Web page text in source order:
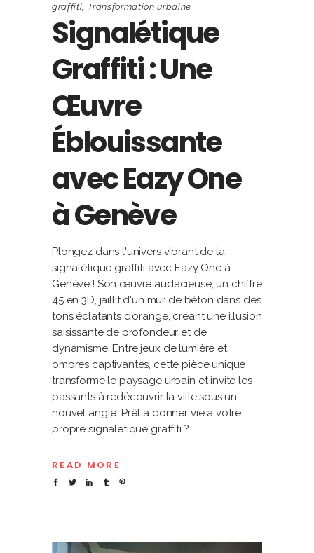
graffiti Transformation urbaine
Signalétique
Graffiti : Une
Œuvre
Éblouissante
avec Eazy One
à Genève
Plongez dans l'univers vibrant de la
signalétique graffiti avec Eazy One à
Genève ! Son œuvre audacieuse, un chiffre
45 en 3D, jaillit d'un mur de béton dans des
tons éclatants d'orange, créant une illusion
saisissante de profondeur et de
dynamisme. Entre jeux de lumière et
ombres captivantes, cette pièce unique
transforme le paysage urbain et invite les
passants à redécouvrir la ville sous un
nouvel angle. Prêt à donner vie à votre
propre signalétique graffiti ?
READ MORE